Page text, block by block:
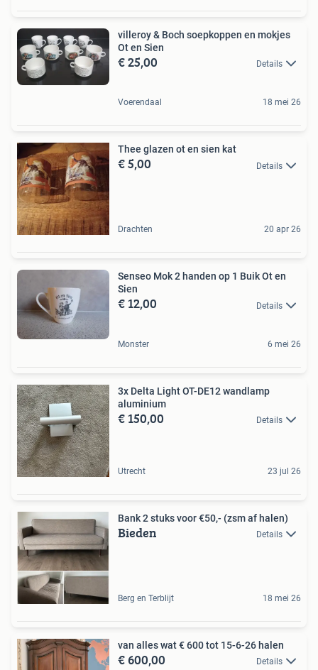
villeroy & Boch soepkoppen en mokjes
Ot en Sien
€ 25,00 Details
Voerendaal 18 mei 26
Thee glazen ot en sien kat
€ 5,00 Details
Drachten 20 apr 26
Senseo Mok 2 handen op 1 Buik Ot en
Sien
€ 12,00 Details
Monster 6 mei 26
3x Delta Light OT-DE12 wandlamp
aluminium
€ 150,00 Details
Utrecht 23 jul 26
Bank 2 stuks voor €50,- (zsm af halen)
Bieden Details
Berg en Terblijt 18 mei 26
van alles wat € 600 tot 15-6-26 halen
€ 600,00 Details